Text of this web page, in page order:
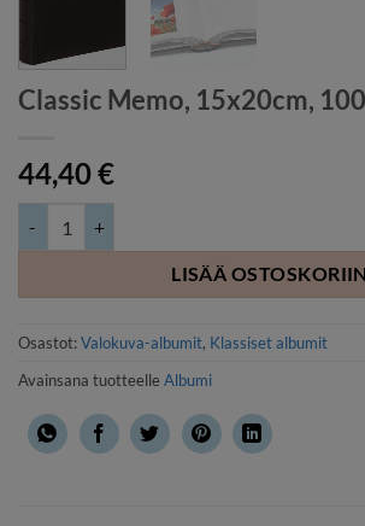
Classic Memo, 15x20cm,
44,40€
LISÄÄ OSTOSKORIIN
Osastot:Valokuva-albumit, Klassiset albumit
Avainsana tuotteelle Albumi